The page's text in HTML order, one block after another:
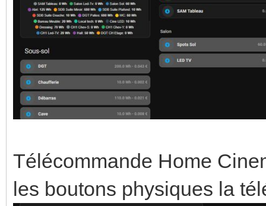
Télécommande Home
les boutons physiques la